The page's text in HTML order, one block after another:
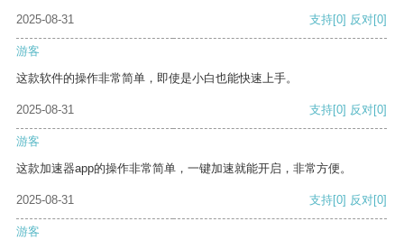
2025-08-31 支持[0] 反对[0]
游客
这款软件的操作非常简单，即使是小白也能快速上手。
2025-08-31 支持[0] 反对[0]
游客
这款加速器app的操作非常简单，一键加速就能开启，非常方便。
2025-08-31 支持[0] 反对[0]
游客